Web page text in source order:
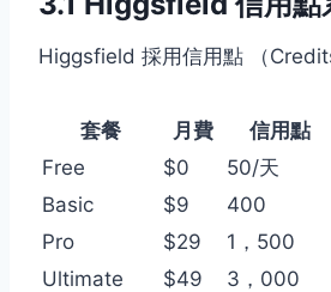
Higgsfield 採用信用點 （
套餐 月費 信用點
Free
$0 50/天
Basic
$9 400
Pro
$29 1，500
Ultimate
$49 3，000